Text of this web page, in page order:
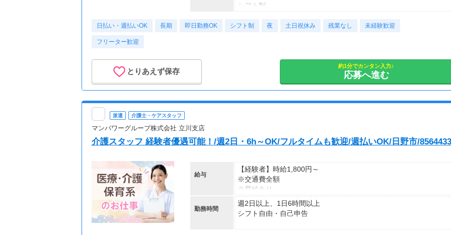
シフト制
時短や曜日固定などの希望もご相談ください！
②9時00分～18時00分（休憩1時間）など
※その他ご希望のお時間帯もご相談ください！
予定に合わせてお休みが取れる！
・連休にして旅行に行こうかな
など、都度ご相談OKです
日払い・週払いOK 長期 即日勤務OK シフト制 夜 土日祝休み 残業なし 未経験歓迎
フリーター歓迎
とりあえず保存
約1分でカンタン入力♪
応募へ進む
派遣 介護士・ケアスタッフ
マンパワーグループ株式会社 立川支店
介護スタッフ 経験者優遇可能！/週2日・6h～OK/フルタイムも歓迎/週払いOK/日野市/8564433
給与
【経験者】時給1,800円～
※交通費全額
※昇給あり
≪収入例≫
・日収(1,800*8)円（時給1,800円×8h）
勤務時間
週2日以上、1日6時間以上
シフト自由・自己申告